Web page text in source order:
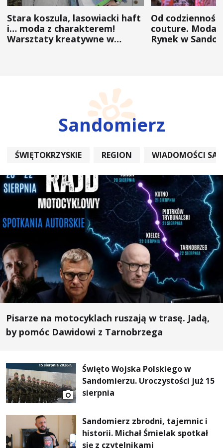
Stara koszula, lasowiacki haft
i… moda z charakterem!
Warsztaty kreatywne w
Od
couture. Moda
Rynek w
Sandomierz
ŚWIĘTOKRZYSKIE REGION WIADOMOŚCI
Pisarze na motocyklach ruszają w trasę. Jadą,
by pomóc Dawidowi z Tarnobrzega
Święto Wojska Polskiego w
Sandomierzu. Uroczystości już 15
sierpnia
Sandomierz zbrodni, tajemnic i
historii. Michał Śmielak spotkał
się z czytelnikami